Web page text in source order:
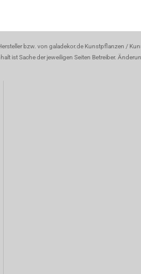
bzw. von galadekor.de Kunstpflanzen /
ist Sache der jeweiligen Seiten Betreiber.